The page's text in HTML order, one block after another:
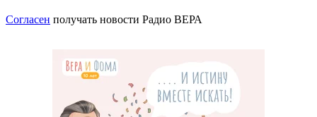
Согласен получать новости Радио ВЕРА